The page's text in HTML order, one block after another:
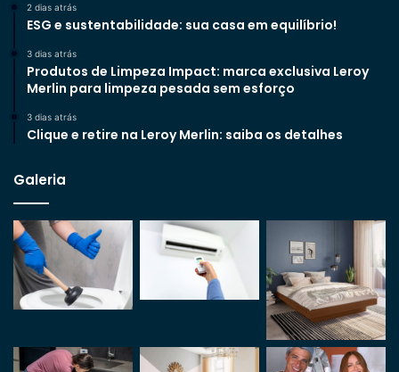
2 dias atrás
ESG e sustentabilidade: sua casa em equilíbrio!
3 dias atrás
Produtos de Limpeza Impact: marca exclusiva Leroy
Merlin para limpeza pesada sem esforço
3 dias atrás
Clique e retire na Leroy Merlin: saiba os detalhes
Galeria